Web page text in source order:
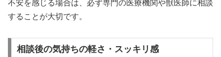
不安を感じる場合は、必ず専門の医療機関や獣医師に相談
することが大切です。
相談後の気持ちの軽さ・スッキリ感